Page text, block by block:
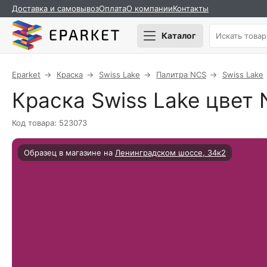
Доставка и самовывозОплатаО компанииКонтакты
Каталог
Eparket Краска Swiss Lake Палитра NCS Swiss Lake
Краска Swiss Lake цвет
Код товара: 523073
Образец в магазине на Ленинградском шоссе, 34к2